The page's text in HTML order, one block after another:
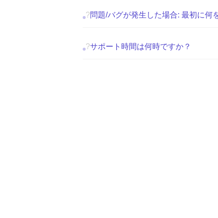
?問題/バグが発生した場合: 最初に何
?サポート時間は何時ですか？